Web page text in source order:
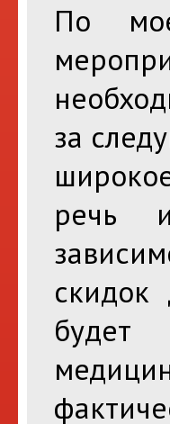
По
за
речь
будет